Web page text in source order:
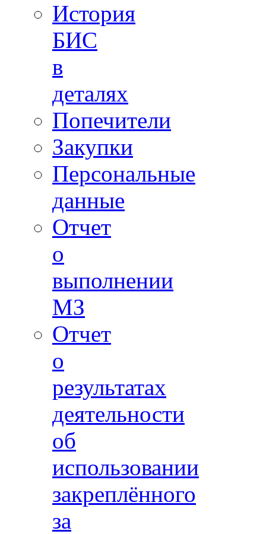
История
БИС
в
деталях
Попечители
Закупки
Персональные
данные
Отчет
о
выполнении
МЗ
Отчет
о
результатах
деятельности
об
использовании
закреплённого
за